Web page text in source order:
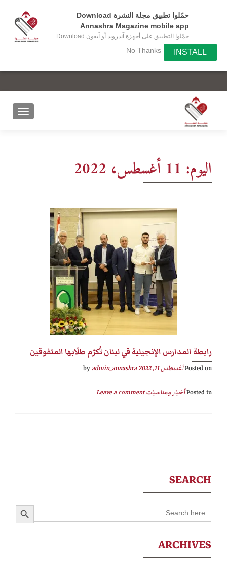
حمّلوا تطبيق مجلة النشرة Download
Annashra Magazine mobile app
حمّلوا التطبيق على أجهزة آندرويد أو آيفون Download
the app on your Android or IOS device
No Thanks INSTALL
اليوم: 11 أغسطس، 2022
رابطة المدارس الإنجيلية في لبنان تُكرّم طلّابها المتفوقين
Posted onأغسطس 11, 2022 by
admin_annashra
Posted inأخبار ومناسبات Leave a comment
SEARCH
Search
for:
SEARCH BUTTON
ARCHIVES